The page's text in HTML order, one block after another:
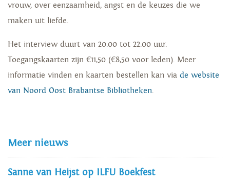
vrouw, over eenzaamheid, angst en de keuzes die we
maken uit liefde.
Het interview duurt van 20.00 tot 22.00 uur.
Toegangskaarten zijn €11,50 (€8,50 voor leden). Meer
informatie vinden en kaarten bestellen kan via de website
van Noord Oost Brabantse Bibliotheken.
Meer nieuws
Sanne van Heijst op ILFU Boekfest